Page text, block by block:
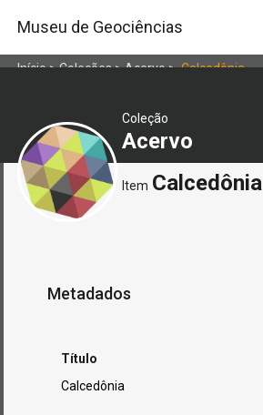
Museu de Geociências
Início>Coleções>Acervo>Calcedônia
Coleção
Acervo
Item Calcedônia
Metadados
Título
Calcedônia